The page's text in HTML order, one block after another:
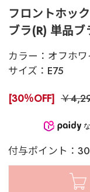
フロントホッ
ブラ(R) 単品ブ
カラー： オフホ
サイズ： E75
[30％OFF] ￥
付与ポイント：